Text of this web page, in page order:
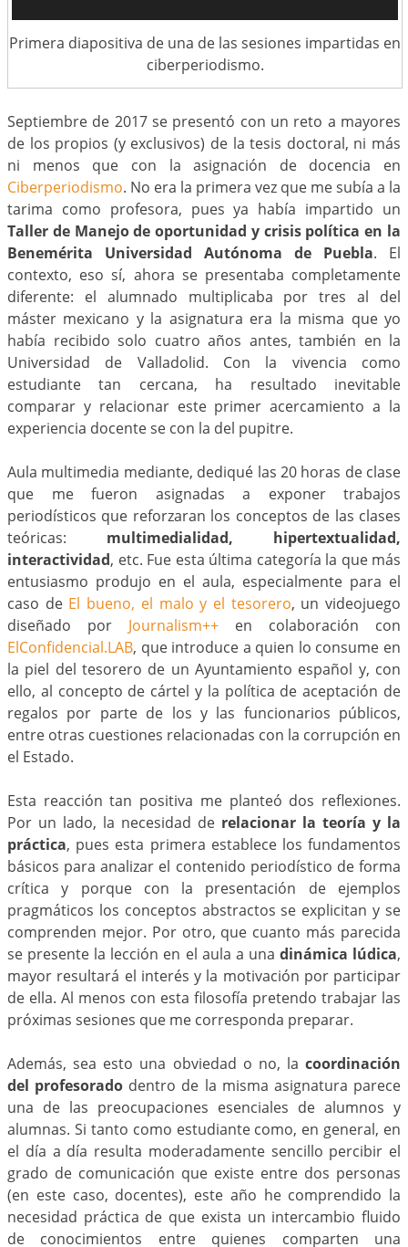
Primera diapositiva de una de las sesiones impartidas en
ciberperiodismo.
Septiembre de 2017 se presentó con un reto a mayores
de los propios (y exclusivos) de la tesis doctoral, ni más
ni menos que con la asignación de docencia en
Ciberperiodismo. No era la primera vez que me subía a la
tarima como profesora, pues ya había impartido un
Taller de Manejo de oportunidad y crisis política en la
Benemérita Universidad Autónoma de Puebla. El
contexto, eso sí, ahora se presentaba completamente
diferente: el alumnado multiplicaba por tres al del
máster mexicano y la asignatura era la misma que yo
había recibido solo cuatro años antes, también en la
Universidad de Valladolid. Con la vivencia como
estudiante tan cercana, ha resultado inevitable
comparar y relacionar este primer acercamiento a la
experiencia docente se con la del pupitre.
Aula multimedia mediante, dediqué las 20 horas de clase
que me fueron asignadas a exponer trabajos
periodísticos que reforzaran los conceptos de las clases
teóricas: multimedialidad, hipertextualidad,
interactividad, etc. Fue esta última categoría la que más
entusiasmo produjo en el aula, especialmente para el
caso de El bueno, el malo y el tesorero, un videojuego
diseñado por Journalism++ en colaboración con
ElConfidencial.LAB, que introduce a quien lo consume en
la piel del tesorero de un Ayuntamiento español y, con
ello, al concepto de cártel y la política de aceptación de
regalos por parte de los y las funcionarios públicos,
entre otras cuestiones relacionadas con la corrupción en
el Estado.
Esta reacción tan positiva me planteó dos reflexiones.
Por un lado, la necesidad de relacionar la teoría y la
práctica, pues esta primera establece los fundamentos
básicos para analizar el contenido periodístico de forma
crítica y porque con la presentación de ejemplos
pragmáticos los conceptos abstractos se explicitan y se
comprenden mejor. Por otro, que cuanto más parecida
se presente la lección en el aula a una dinámica lúdica,
mayor resultará el interés y la motivación por participar
de ella. Al menos con esta filosofía pretendo trabajar las
próximas sesiones que me corresponda preparar.
Además, sea esto una obviedad o no, la coordinación
del profesorado dentro de la misma asignatura parece
una de las preocupaciones esenciales de alumnos y
alumnas. Si tanto como estudiante como, en general, en
el día a día resulta moderadamente sencillo percibir el
grado de comunicación que existe entre dos personas
(en este caso, docentes), este año he comprendido la
necesidad práctica de que exista un intercambio fluido
de conocimientos entre quienes comparten una